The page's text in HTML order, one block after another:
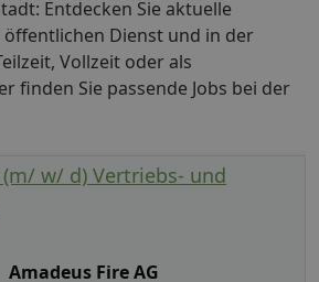
Entdecken Sie aktuelle
Dienst und in der
Vollzeit oder als
finden Sie passende Jobs bei der
w/ d) Vertriebs- und
Amadeus Fire AG